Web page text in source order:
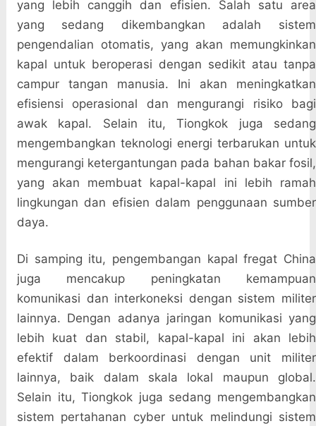
yang lebih canggih dan efisien. Salah satu area
yang sedang dikembangkan adalah sistem
pengendalian otomatis, yang akan memungkinkan
kapal untuk beroperasi dengan sedikit atau tanpa
campur tangan manusia. Ini akan meningkatkan
efisiensi operasional dan mengurangi risiko bagi
awak kapal. Selain itu, Tiongkok juga sedang
mengembangkan teknologi energi terbarukan untuk
mengurangi ketergantungan pada bahan bakar fosil,
yang akan membuat kapal-kapal ini lebih ramah
lingkungan dan efisien dalam penggunaan sumber
daya.
Di samping itu, pengembangan kapal fregat China
juga mencakup peningkatan kemampuan
komunikasi dan interkoneksi dengan sistem militer
lainnya. Dengan adanya jaringan komunikasi yang
lebih kuat dan stabil, kapal-kapal ini akan lebih
efektif dalam berkoordinasi dengan unit militer
lainnya, baik dalam skala lokal maupun global.
Selain itu, Tiongkok juga sedang mengembangkan
sistem pertahanan cyber untuk melindungi sistem